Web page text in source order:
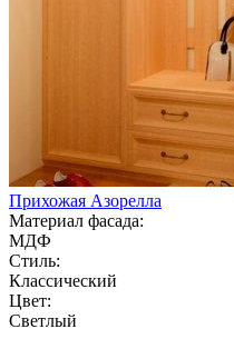
Прихожая Азорелла
Материал фасада:
МДФ
Стиль:
Классический
Цвет:
Светлый